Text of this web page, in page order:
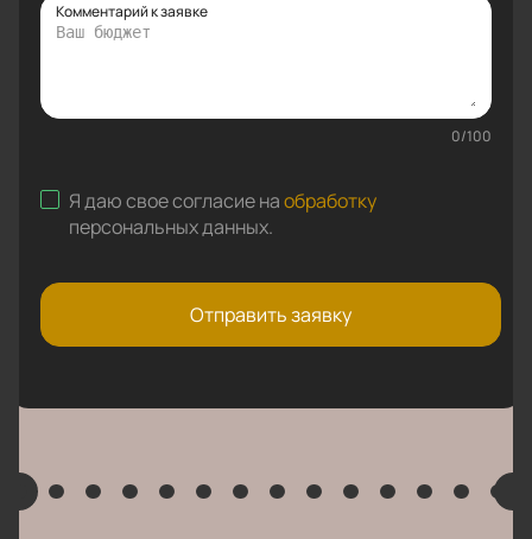
Комментарий к заявке
0/100
Я даю свое согласие наобработку
персональных данных.
Отправить заявку